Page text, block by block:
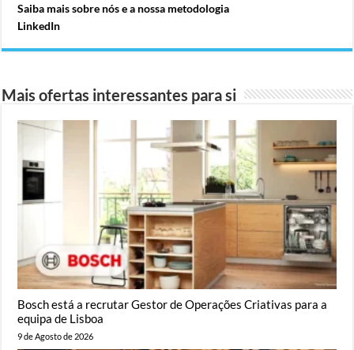
Saiba mais sobre nós e a nossa metodologia
LinkedIn
Mais ofertas interessantes para si
Bosch está a recrutar Gestor de Operações Criativas para a
equipa de Lisboa
9 de Agosto de 2026